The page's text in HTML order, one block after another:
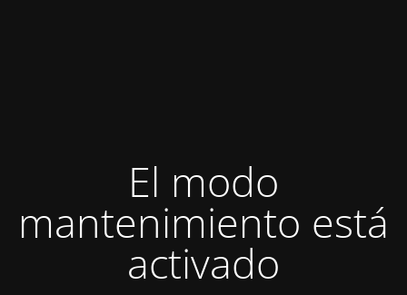
El modo
mantenimiento está
activado